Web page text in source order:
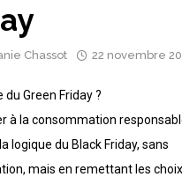
Chassot 22 novembre
du Green Friday ?
à la consommation
logique du Black Friday, sans
mais en remettant les choix